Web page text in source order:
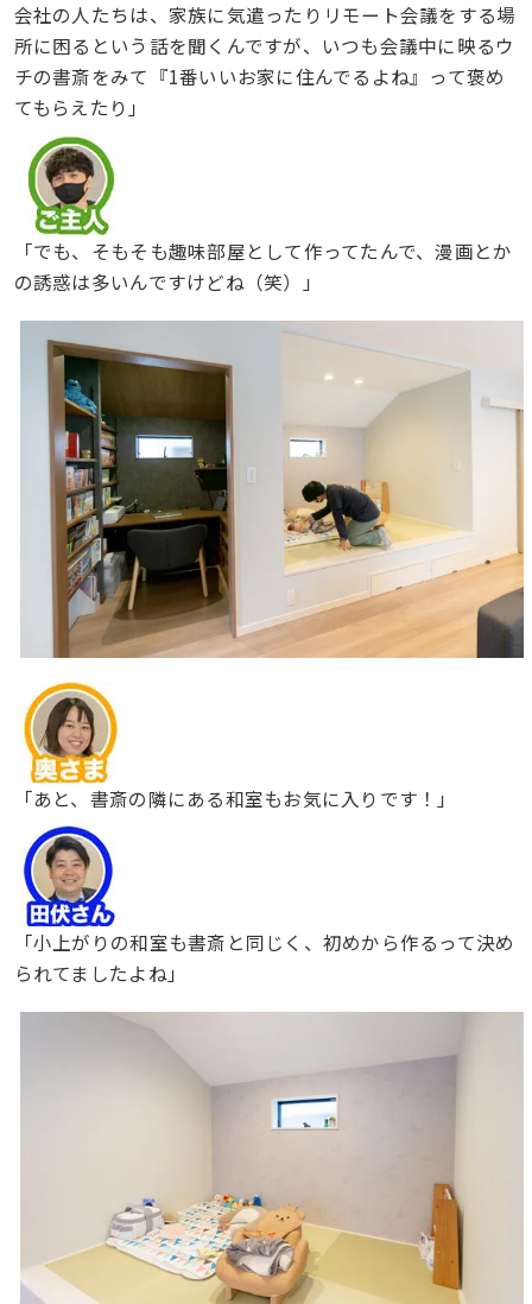
会社の人たちは、家族に気遣ったりリモート会議をする場
所に困るという話を聞くんですが、いつも会議中に映るウ
チの書斎をみて『1番いいお家に住んでるよね』って褒め
てもらえたり」
「でも、そもそも趣味部屋として作ってたんで、漫画とか
の誘惑は多いんですけどね（笑）」
「あと、書斎の隣にある和室もお気に入りです！」
「小上がりの和室も書斎と同じく、初めから作るって決め
られてましたよね」